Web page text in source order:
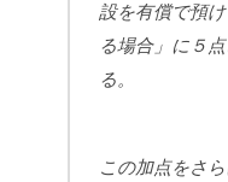
設を有償で預
る場合」に５
る。
この加点をさ